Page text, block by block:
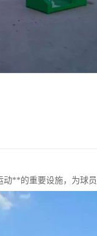
动**的重要设施，为球